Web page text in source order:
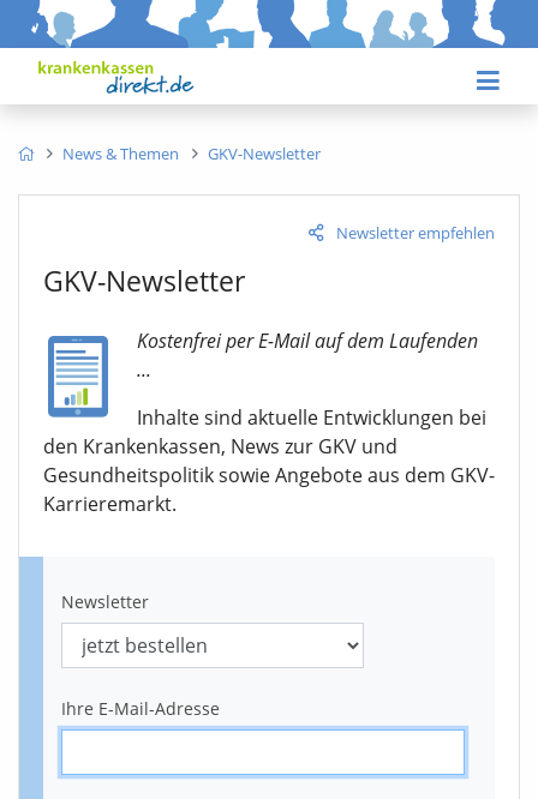
News & Themen GKV-Newsletter
Newsletter empfehlen
GKV-Newsletter
Kostenfrei per E-Mail auf dem Laufenden
...
Inhalte sind aktuelle Entwicklungen bei
den Krankenkassen, News zur GKV und
Gesundheitspolitik sowie Angebote aus dem GKV-
Karrieremarkt.
Newsletter
Ihre E-Mail-Adresse